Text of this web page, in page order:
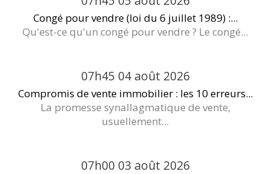
Congé pour vendre (loi du 6 juillet 1989) :...
Qu'est-ce qu'un congé pour vendre ? Le congé...
07h45 04 août 2026
Compromis de vente immobilier : les 10 erreurs...
La promesse synallagmatique de vente,
usuellement...
07h00 03 août 2026